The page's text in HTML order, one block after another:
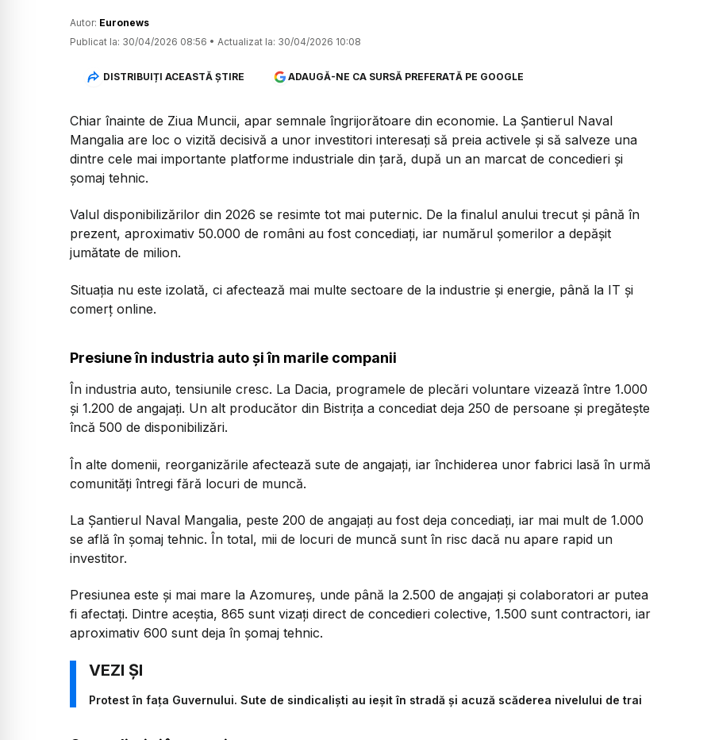
Autor: Euronews
Publicat la: 30/04/2026 08:56 • Actualizat la: 30/04/2026 10:08
DISTRIBUIȚI ACEASTĂ ȘTIRE ADAUGĂ-NE CA SURSĂ PREFERATĂ PE GOOGLE
Chiar înainte de Ziua Muncii, apar semnale îngrijorătoare din economie. La Șantierul Naval
Mangalia are loc o vizită decisivă a unor investitori interesați să preia activele și să salveze una
dintre cele mai importante platforme industriale din țară, după un an marcat de concedieri și
șomaj tehnic.
Valul disponibilizărilor din 2026 se resimte tot mai puternic. De la finalul anului trecut și până în
prezent, aproximativ 50.000 de români au fost concediați, iar numărul șomerilor a depășit
jumătate de milion.
Situația nu este izolată, ci afectează mai multe sectoare de la industrie și energie, până la IT și
comerț online.
Presiune în industria auto și în marile companii
În industria auto, tensiunile cresc. La Dacia, programele de plecări voluntare vizează între 1.000
și 1.200 de angajați. Un alt producător din Bistrița a concediat deja 250 de persoane și pregătește
încă 500 de disponibilizări.
În alte domenii, reorganizările afectează sute de angajați, iar închiderea unor fabrici lasă în urmă
comunități întregi fără locuri de muncă.
La Șantierul Naval Mangalia, peste 200 de angajați au fost deja concediați, iar mai mult de 1.000
se află în șomaj tehnic. În total, mii de locuri de muncă sunt în risc dacă nu apare rapid un
investitor.
Presiunea este și mai mare la Azomureș, unde până la 2.500 de angajați și colaboratori ar putea
fi afectați. Dintre aceștia, 865 sunt vizați direct de concedieri colective, 1.500 sunt contractori, iar
aproximativ 600 sunt deja în șomaj tehnic.
Protest în fața Guvernului. Sute de sindicaliști au ieșit în stradă și acuză scăderea nivelului de trai